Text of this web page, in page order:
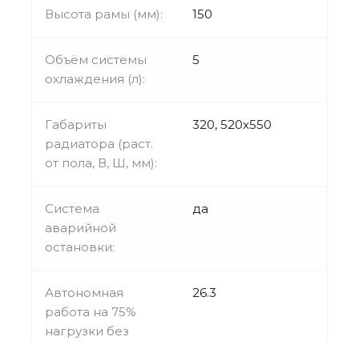
Высота рамы (мм): 150
Объём системы
охлаждения (л):
5
Габариты
радиатора (раст.
от пола, В, Ш, мм):
320, 520х550
Система
аварийной
остановки:
да
Автономная
работа на 75%
нагрузки без
26.3